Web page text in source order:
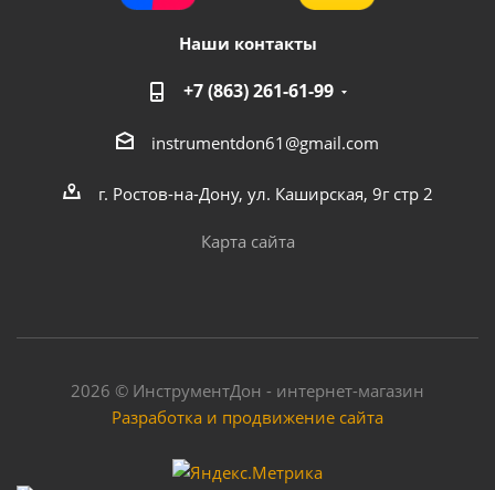
Наши контакты
+7 (863) 261-61-99
instrumentdon61@gmail.com
г. Ростов-на-Дону, ул. Каширская, 9г стр 2
Карта сайта
2026 © ИнструментДон - интернет-магазин
Разработка и продвижение сайта